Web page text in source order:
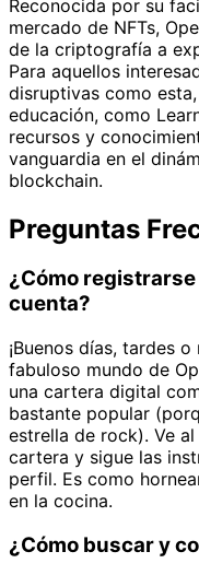
Reconocida por su
mercado de NFTs,
de la criptografía a
Para aquellos
disruptivas como
educación, como
recursos y
vanguardia en el
blockchain.
Preguntas
¿Cómo
cuenta?
¡Buenos días, tardes
fabuloso mundo de
una cartera digital
bastante popular
estrella de rock). Ve
cartera y sigue las
perfil. Es como
en la cocina.
¿Cómo buscar y